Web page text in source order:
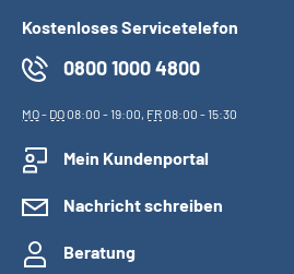
Kostenloses Servicetelefon
0800 1000 4800
MO- DO08:00 - 19:00, FR08:00 - 15:30
Mein Kundenportal
Nachricht schreiben
Beratung